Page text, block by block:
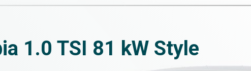
1.0 TSI 81 kW Style